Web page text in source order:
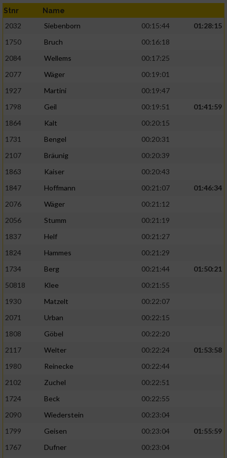
Stnr Name
2032 Siebenborn 00:15:44
01:28:15
1750
Bruch
00:16:18
2084
Wellems
00:17:25
2077
Wäger
00:19:01
1927
Martini
00:19:47
1798
Geil 00:19:51
01:41:59
1864
Kalt
00:20:15
1731
Bengel
00:20:31
2107
Bräunig
00:20:39
1863
Kaiser
00:20:43
1847
Hoffmann 00:21:07
01:46:34
2076
Wäger
00:21:12
2056
Stumm
00:21:19
1837
Helf
00:21:27
1824
Hammes
00:21:29
1734
Berg 00:21:44
01:50:21
50818
Klee
00:21:55
1930
Matzelt
00:22:07
2071
Urban
00:22:15
1808
Göbel
00:22:20
2117
Welter 00:22:24
01:53:58
1980
Reinecke
00:22:44
2102
Zuchel
00:22:51
1724
Beck
00:22:55
2090
Wiederstein
00:23:04
1799
Geisen 00:23:04
01:55:59
1767
Dufner
00:23:04